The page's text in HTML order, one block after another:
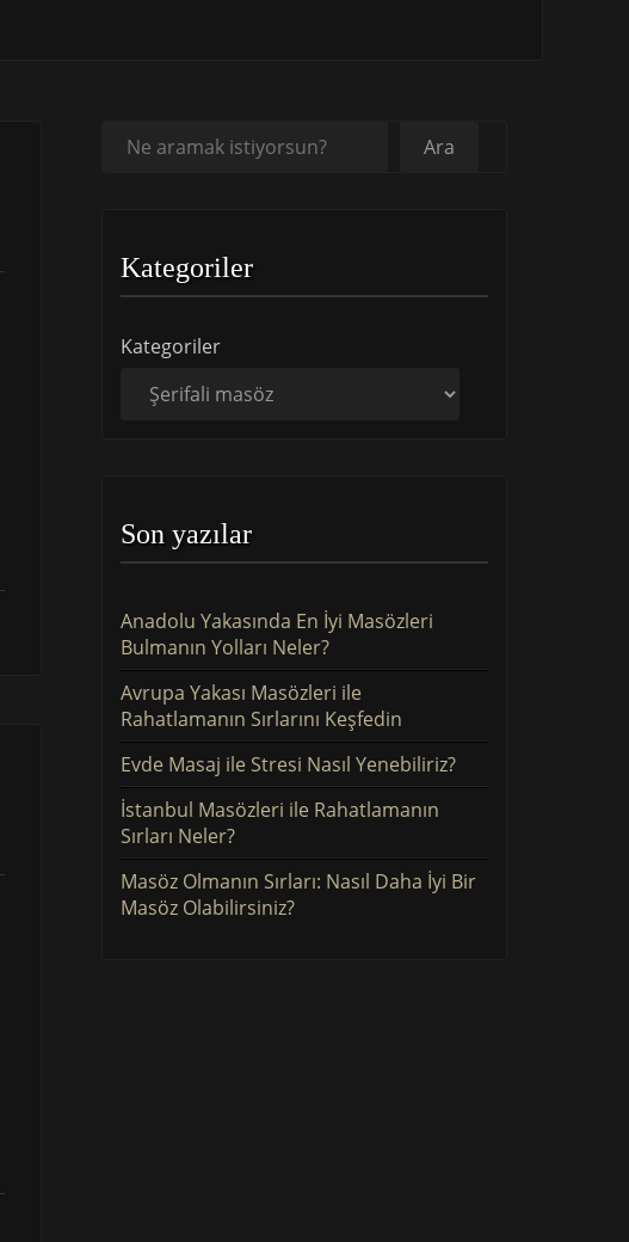
Ara Ara
Kategoriler
Kategoriler
Son yazılar
Anadolu Yakasında En İyi Masözleri
Bulmanın Yolları Neler?
Avrupa Yakası Masözleri ile
Rahatlamanın Sırlarını Keşfedin
Evde Masaj ile Stresi Nasıl Yenebiliriz?
İstanbul Masözleri ile Rahatlamanın
Sırları Neler?
Masöz Olmanın Sırları: Nasıl Daha İyi Bir
Masöz Olabilirsiniz?